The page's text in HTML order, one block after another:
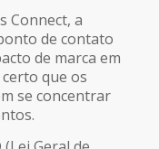
Connect, a
de contato
de marca em
que os
se concentrar